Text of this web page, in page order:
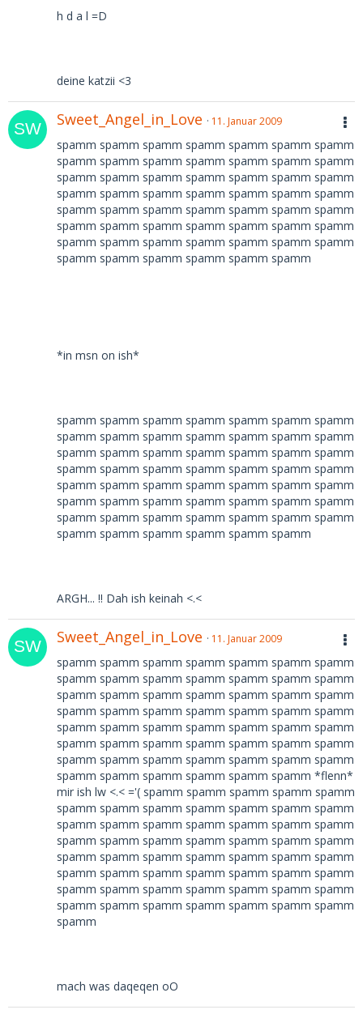
h d a l =D
deine katzii <3
Sweet_Angel_in_Love 11. Januar 2009
spamm spamm spamm spamm spamm spamm spamm
spamm spamm spamm spamm spamm spamm spamm
spamm spamm spamm spamm spamm spamm spamm
spamm spamm spamm spamm spamm spamm spamm
spamm spamm spamm spamm spamm spamm spamm
spamm spamm spamm spamm spamm spamm spamm
spamm spamm spamm spamm spamm spamm spamm
spamm spamm spamm spamm spamm spamm
*in msn on ish*
spamm spamm spamm spamm spamm spamm spamm
spamm spamm spamm spamm spamm spamm spamm
spamm spamm spamm spamm spamm spamm spamm
spamm spamm spamm spamm spamm spamm spamm
spamm spamm spamm spamm spamm spamm spamm
spamm spamm spamm spamm spamm spamm spamm
spamm spamm spamm spamm spamm spamm spamm
spamm spamm spamm spamm spamm spamm
ARGH... !! Dah ish keinah <.<
Sweet_Angel_in_Love 11. Januar 2009
spamm spamm spamm spamm spamm spamm spamm
spamm spamm spamm spamm spamm spamm spamm
spamm spamm spamm spamm spamm spamm spamm
spamm spamm spamm spamm spamm spamm spamm
spamm spamm spamm spamm spamm spamm spamm
spamm spamm spamm spamm spamm spamm spamm
spamm spamm spamm spamm spamm spamm spamm
spamm spamm spamm spamm spamm spamm *flenn*
mir ish lw <.< ='( spamm spamm spamm spamm spamm
spamm spamm spamm spamm spamm spamm spamm
spamm spamm spamm spamm spamm spamm spamm
spamm spamm spamm spamm spamm spamm spamm
spamm spamm spamm spamm spamm spamm spamm
spamm spamm spamm spamm spamm spamm spamm
spamm spamm spamm spamm spamm spamm spamm
spamm spamm spamm spamm spamm spamm spamm
spamm
mach was daqeqen oO